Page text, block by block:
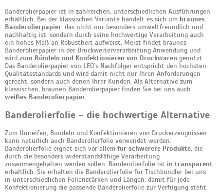
Banderolierpapier ist in zahlreichen, unterschiedlichen Ausführungen
erhältlich. Bei der klassischen Variante handelt es sich um braunes
Banderolierpapier, das nicht nur besonders umweltfreundlich und
nachhaltig ist, sondern durch seine hochwertige Verarbeitung auch
ein hohes Maß an Robustheit aufweist. Meist findet braunes
Banderolierpapier in der Druckweiterverarbeitung Anwendung und
wird zum Bündeln und Konfektionieren von Druckwaren genutzt.
Das Banderolierpapier von LEO’s Nachfolger entspricht den höchsten
Qualitätsstandards und wird damit nicht nur Ihren Anforderungen
gerecht, sondern auch denen Ihrer Kunden. Als Alternative zum
klassischen, braunen Banderolierpapier finden Sie bei uns auch
weißes Banderolierpapier.
Banderolierfolie – die hochwertige Alternative
Zum Umreifen, Bündeln und Konfektionieren von Druckerzeugnissen
kann natürlich auch Banderolierfolie verwendet werden.
Banderolierfolie eignet sich vor allem für schwerere Produkte, die
durch die besonders widerstandsfähige Verarbeitung
zusammengehalten werden sollen. Banderolierfolie ist in transparent
erhältlich. Sie erhalten die Banderolierfolie für Tischbündler bei uns
in unterschiedlichen Folienstärken und Längen, damit für jede
Konfektionierung die passende Banderolierfolie zur Verfügung steht.